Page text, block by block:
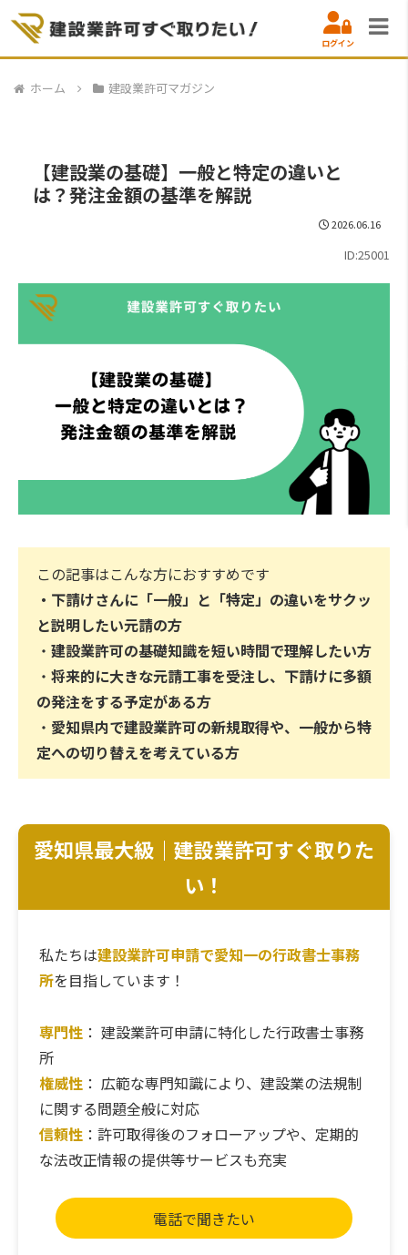
ログイン
ホーム 建設業許可マガジン
【建設業の基礎】一般と特定の違いと
は？発注金額の基準を解説
2026.06.16
ID:25001
この記事はこんな方におすすめです
・ 下請けさんに「一般」と「特定」の違いをサクッ
と説明したい元請の方
・ 建設業許可の基礎知識を短い時間で理解したい方
・ 将来的に大きな元請工事を受注し、下請けに多額
の発注をする予定がある方
・ 愛知県内で建設業許可の新規取得や、一般から特
定への切り替えを考えている方
愛知県最大級｜建設業許可すぐ取りた
い！
私たちは建設業許可申請で愛知一の行政書士事務
所を目指しています！
専門性： 建設業許可申請に特化した行政書士事務
所
権威性： 広範な専門知識により、建設業の法規制
に関する問題全般に対応
信頼性：許可取得後のフォローアップや、定期的
な法改正情報の提供等サービスも充実
電話で聞きたい